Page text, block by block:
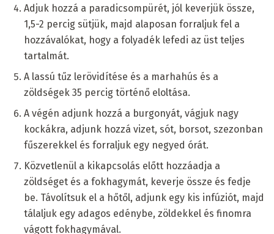
Adjuk hozzá a paradicsompürét, jól keverjük össze,
1,5-2 percig sütjük, majd alaposan forraljuk fel a
hozzávalókat, hogy a folyadék lefedi az üst teljes
tartalmát.
A lassú tűz lerövidítése és a marhahús és a
zöldségek 35 percig történő eloltása.
A végén adjunk hozzá a burgonyát, vágjuk nagy
kockákra, adjunk hozzá vizet, sót, borsot, szezonban
fűszerekkel és forraljuk egy negyed órát.
Közvetlenül a kikapcsolás előtt hozzáadja a
zöldséget és a fokhagymát, keverje össze és fedje
be. Távolítsuk el a hőtől, adjunk egy kis infúziót, majd
tálaljuk egy adagos edénybe, zöldekkel és finomra
vágott fokhagymával.